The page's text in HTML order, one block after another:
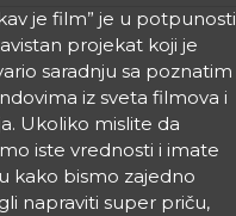
je film” je u potpunosti
projekat koji je
saradnju sa poznatim
iz sveta filmova i
Ukoliko mislite da
iste vrednosti i imate
kako bismo zajedno
napraviti super priču,